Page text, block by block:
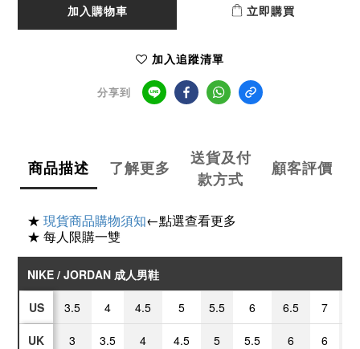
加入購物車 立即購買
加入追蹤清單
分享到
商品描述 了解更多
送貨及付
款方式
顧客評價
★ 現貨商品購物須知←點選查看更多
★ 每人限購一雙
NIKE / JORDAN 成人男鞋
US 3.5 4 4.5 5 5.5 6 6.5 7
UK 3 3.5 4 4.5 5 5.5 6 6